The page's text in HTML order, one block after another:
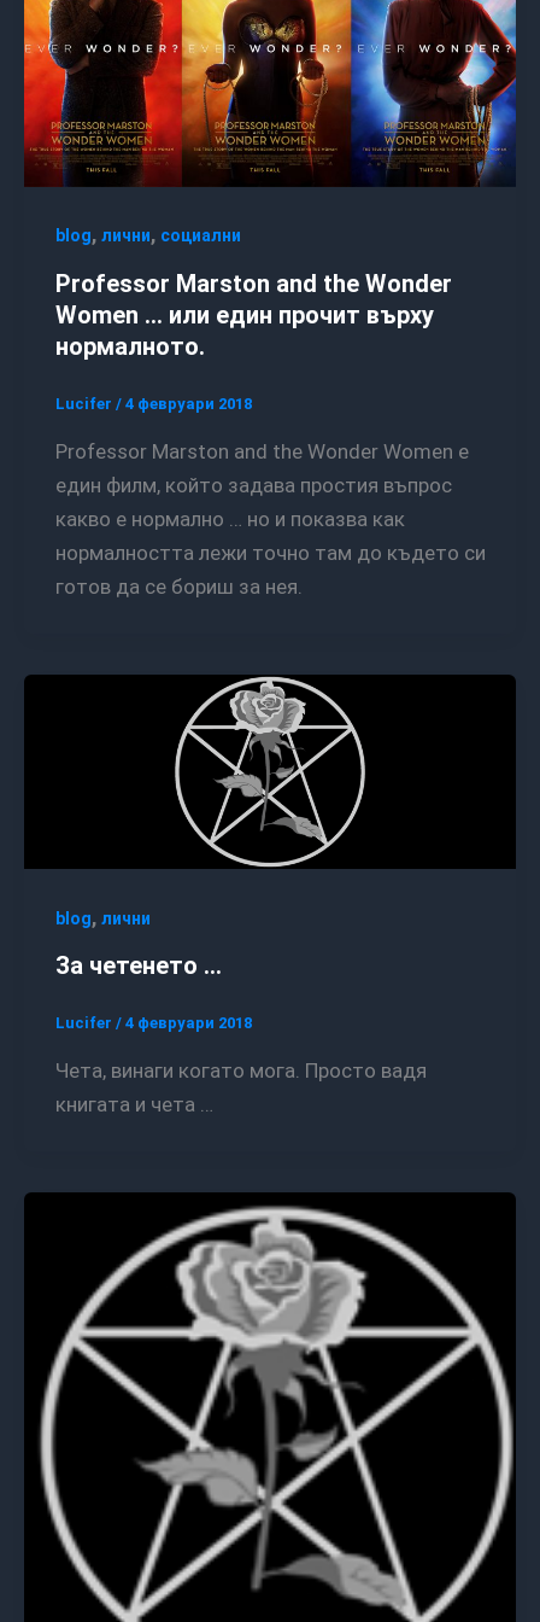
blog, лични, социални
Professor Marston and the Wonder
Women … или един прочит върху
нормалното.
Lucifer / 4 февруари 2018
Professor Marston and the Wonder Women е
един филм, който задава простия въпрос
какво е нормално … но и показва как
нормалността лежи точно там до където си
готов да се бориш за нея.
blog, лични
За четенето …
Lucifer / 4 февруари 2018
Чета, винаги когато мога. Просто вадя
книгата и чета …